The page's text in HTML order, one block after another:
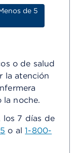
de 5
o de salud
la atención
la noche.
los 7 días de
o al1-800-